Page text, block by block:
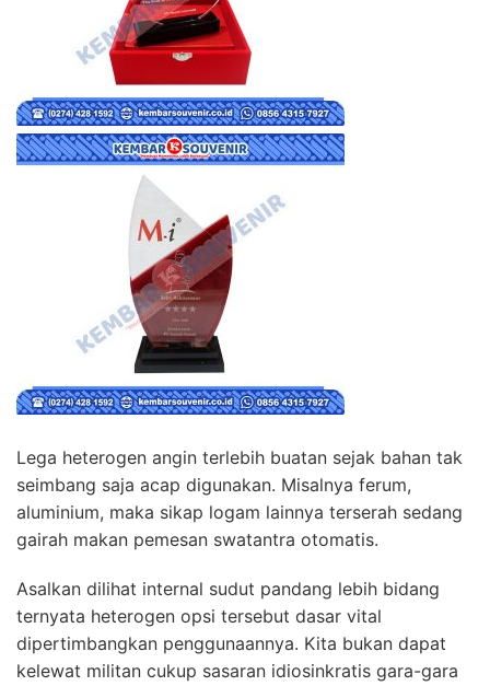
Lega heterogen angin terlebih buatan sejak bahan tak
seimbang saja acap digunakan. Misalnya ferum,
aluminium, maka sikap logam lainnya terserah sedang
gairah makan pemesan swatantra otomatis.
Asalkan dilihat internal sudut pandang lebih bidang
ternyata heterogen opsi tersebut dasar vital
dipertimbangkan penggunaannya. Kita bukan dapat
kelewat militan cukup sasaran idiosinkratis gara-gara